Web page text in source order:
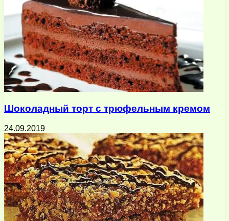
Шоколадный торт с трюфельным кремом
24.09.2019